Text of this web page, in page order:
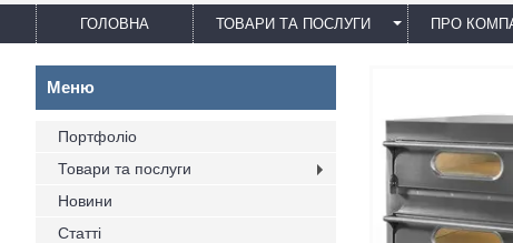
ГОЛОВНА ТОВАРИ ТА ПОСЛУГИ ПРО
Портфоліо
Товари та послуги
Новини
Статті